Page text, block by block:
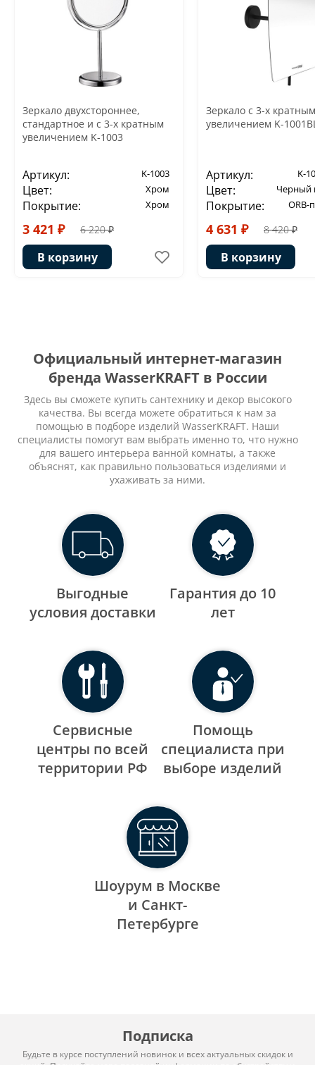
Зеркало двухстороннее,
стандартное и с 3-х кратным
увеличением K-1003
Артикул: K-1003
Цвет: Хром
Покрытие: Хром
3 421 ₽ 6 220 ₽
В корзину
Зеркало с 3-х кратным
увеличением K-
Артикул: K-
Цвет: Черный
Покрытие: ORB-
4 631 ₽ 8 420 ₽
В корзину
Официальный интернет-магазин
бренда WasserKRAFT в России
Здесь вы сможете купить сантехнику и декор высокого
качества. Вы всегда можете обратиться к нам за
помощью в подборе изделий WasserKRAFT. Наши
специалисты помогут вам выбрать именно то, что нужно
для вашего интерьера ванной комнаты, а также
объяснят, как правильно пользоваться изделиями и
ухаживать за ними.
Выгодные
уcловия доставки
Гарантия до 10
лет
Сервисные
центры по всей
территории РФ
Помощь
специалиста при
выборе изделий
Шоурум в Москве
и Санкт-
Петербурге
Подписка
Будьте в курсе поступлений новинок и всех актуальных скидок и